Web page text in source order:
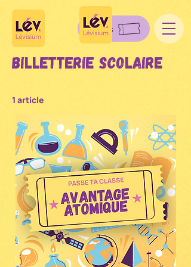
Billets
Billetterie scolaire
1 article